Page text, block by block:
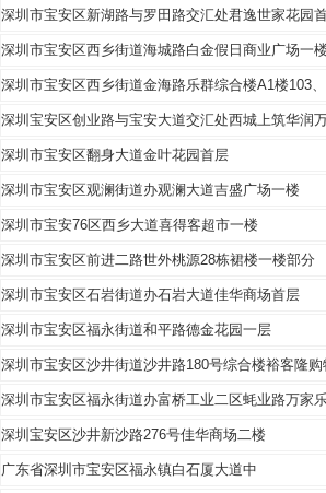
深圳市宝安区新湖路与罗田路交汇处君逸世家花园
深圳市宝安区西乡街道海城路白金假日商业广场一
深圳市宝安区西乡街道金海路乐群综合楼A1楼103
深圳宝安区创业路与宝安大道交汇处西城上筑华润
深圳市宝安区翻身大道金叶花园首层
深圳市宝安区观澜街道办观澜大道吉盛广场一楼
深圳市宝安76区西乡大道喜得客超市一楼
深圳市宝安区前进二路世外桃源28栋裙楼一楼部分
深圳市宝安区石岩街道办石岩大道佳华商场首层
深圳市宝安区福永街道和平路德金花园一层
深圳市宝安区沙井街道沙井路180号综合楼裕客隆
深圳市宝安区福永街道办富桥工业二区蚝业路万家
深圳宝安区沙井新沙路276号佳华商场二楼
广东省深圳市宝安区福永镇白石厦大道中